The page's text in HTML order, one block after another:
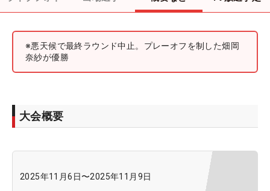
※悪天候で最終ラウンド中止。プレーオフを制した畑岡
奈紗が優勝
大会概要
2025年11月6日〜2025年11月9日